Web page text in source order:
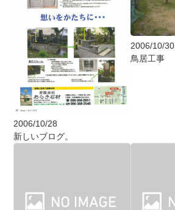
2006/10/28
新しいブログ。
2006/10/30
鳥居工事